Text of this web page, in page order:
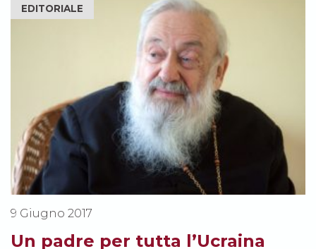
EDITORIALE
9 Giugno 2017
Un padre per tutta l’Ucraina